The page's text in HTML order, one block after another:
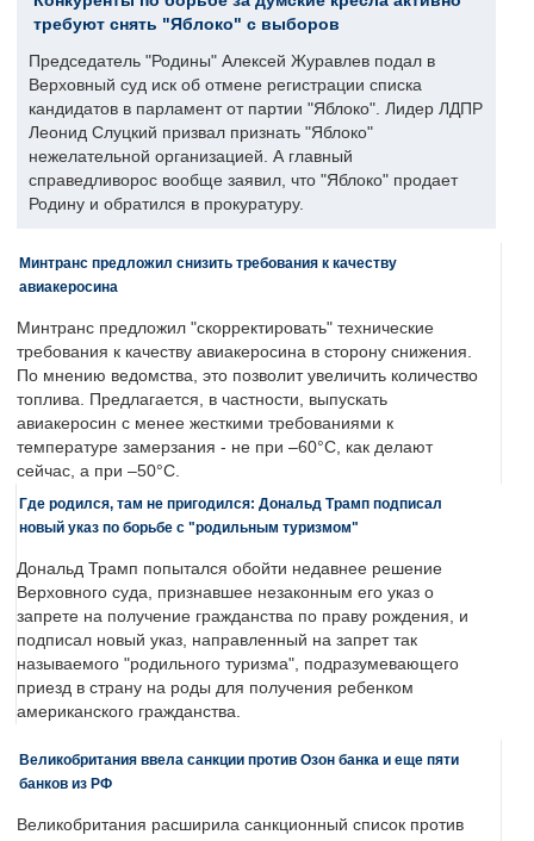
требуют снять "Яблоко" с выборов
Председатель "Родины" Алексей Журавлев подал в
Верховный суд иск об отмене регистрации списка
кандидатов в парламент от партии "Яблоко". Лидер ЛДПР
Леонид Слуцкий призвал признать "Яблоко"
нежелательной организацией. А главный
справедливорос вообще заявил, что "Яблоко" продает
Родину и обратился в прокуратуру.
Минтранс предложил снизить требования к качеству
авиакеросина
Минтранс предложил "скорректировать" технические
требования к качеству авиакеросина в сторону снижения.
По мнению ведомства, это позволит увеличить количество
топлива. Предлагается, в частности, выпускать
авиакеросин с менее жесткими требованиями к
температуре замерзания - не при –60°C, как делают
сейчас, а при –50°C.
Где родился, там не пригодился: Дональд Трамп подписал
новый указ по борьбе с "родильным туризмом"
Дональд Трамп попытался обойти недавнее решение
Верховного суда, признавшее незаконным его указ о
запрете на получение гражданства по праву рождения, и
подписал новый указ, направленный на запрет так
называемого "родильного туризма", подразумевающего
приезд в страну на роды для получения ребенком
американского гражданства.
Великобритания ввела санкции против Озон банка и еще пяти
банков из РФ
Великобритания расширила санкционный список против